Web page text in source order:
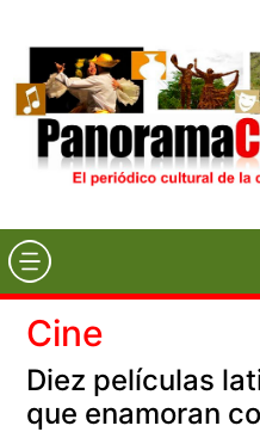
Cine
Diez películas
que enamoran